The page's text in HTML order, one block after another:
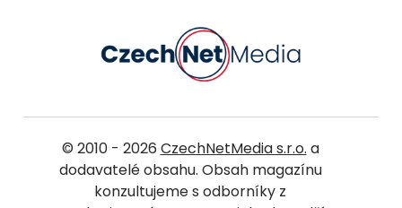
© 2010 - 2026 CzechNetMedia s.r.o. a
dodavatelé obsahu. Obsah magazínu
konzultujeme s odborníky z